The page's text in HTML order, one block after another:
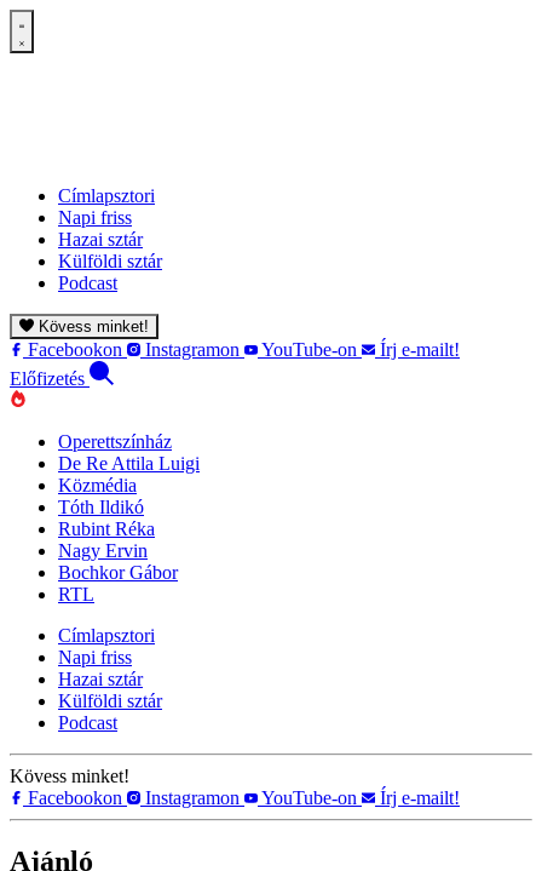
Címlapsztori
Napi friss
Hazai sztár
Külföldi sztár
Podcast
Kövess minket!
Facebookon Instagramon YouTube-on
Írj e-mailt!
Előfizetés
Operettszínház
De Re Attila Luigi
Közmédia
Tóth Ildikó
Rubint Réka
Nagy Ervin
Bochkor Gábor
RTL
Címlapsztori
Napi friss
Hazai sztár
Külföldi sztár
Podcast
Kövess minket!
Facebookon
Instagramon YouTube-on Írj e-mailt!
Ajánló